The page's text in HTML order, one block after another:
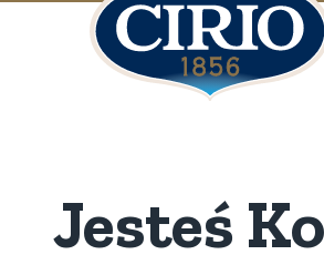
Pomidory
Asortyment Toskanii
Rozgniecione pomidory
Jesteś